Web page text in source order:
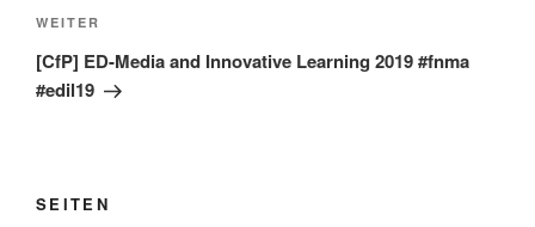
Nächster
Beitrag
WEITER
[CfP] ED-Media and Innovative Learning 2019 #fnma
#edil19
SEITEN